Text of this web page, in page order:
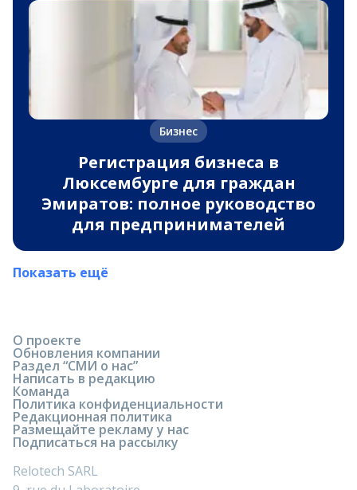
Бизнес
Регистрация бизнеса в
Люксембурге для граждан
Эмиратов: полное руководство
для предпринимателей
Показать ещё
О проекте
Обновления компании
Раздел “СМИ о нас”
Написать в редакцию
Команда
Политика конфиденциальности
Редакционная политика
Размещайте рекламу у нас
Подписаться на рассылку
Relotech SARL